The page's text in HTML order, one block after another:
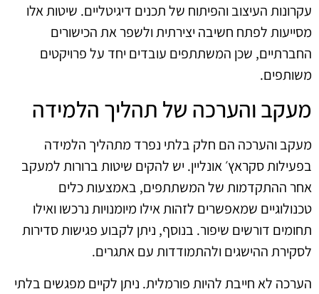
עקרונות העיצוב והפיתוח של תכנים דיגיטליים. שיטות אלו
מסייעות לפתח חשיבה יצירתית ולשפר את הכישורים
החברתיים, שכן המשתתפים עובדים יחד על פרויקטים
משותפים.
מעקב והערכה של תהליך הלמידה
מעקב והערכה הם חלק בלתי נפרד מתהליך הלמידה
בפעילות סקראץ׳ אונליין. יש להקים שיטות ברורות למעקב
אחר ההתקדמות של המשתתפים, באמצעות כלים
טכנולוגיים שמאפשרים לזהות אילו מיומנויות נרכשו ואילו
תחומים דורשים שיפור. בנוסף, ניתן לקבוע פגישות סדירות
לסקירת ההישגים ולהתמודדות עם אתגרים.
הערכה לא חייבת להיות פורמלית. ניתן לקיים מפגשים בלתי